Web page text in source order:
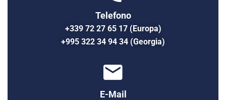
Telefono
+339 72 27 65 17 (Europa)
+995 322 34 94 34 (Georgia)
E-Mail